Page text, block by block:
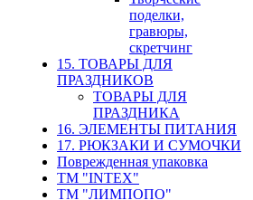
поделки,
гравюры,
скретчинг
15. ТОВАРЫ ДЛЯ
ПРАЗДНИКОВ
ТОВАРЫ ДЛЯ
ПРАЗДНИКА
16. ЭЛЕМЕНТЫ ПИТАНИЯ
17. РЮКЗАКИ И СУМОЧКИ
Поврежденная упаковка
ТМ "INTEX"
ТМ "ЛИМПОПО"